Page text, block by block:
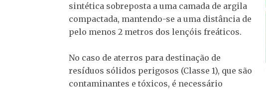
sintética sobreposta a uma camada de argila
compactada, mantendo-se a uma distância de
pelo menos 2 metros dos lençóis freáticos.
No caso de aterros para destinação de
resíduos sólidos perigosos (Classe 1), que são
contaminantes e tóxicos, é necessário